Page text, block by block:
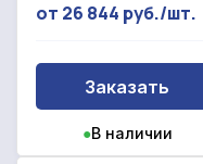
от 26 844 руб./шт.
Заказать
●В наличии